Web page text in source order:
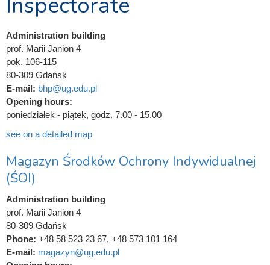
Administration building
prof. Marii Janion 4
pok. 106-115
80-309 Gdańsk
E-mail: bhp@ug.edu.pl
Opening hours:
poniedziałek - piątek, godz. 7.00 - 15.00
see on a detailed map
Magazyn Środków Ochrony Indywidualnej
(ŚOI)
Administration building
prof. Marii Janion 4
80-309 Gdańsk
Phone: +48 58 523 23 67, +48 573 101 164
E-mail: magazyn@ug.edu.pl